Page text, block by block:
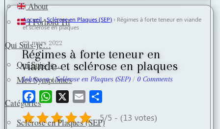
About
I Forhold Til
Qui Suis-je…
Qui Suis-je…
Mes Symptômes
Catégories
Sclérose en Plaques (SEP)
Accueil ›Sclérose en Plaques (SEP) › Régimes à forte teneur en viande
et sclérose en plaques
29 mars 2022
Régimes à forte teneur en
viande et sclérose en plaques
Johnsson / Sclérose en Plaques (SEP) / 0 Comments
a
c
W
a
a
r
5/5 - (13 votes)